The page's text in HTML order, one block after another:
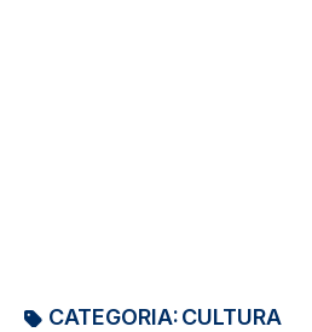
CATEGORIA:CULTURA